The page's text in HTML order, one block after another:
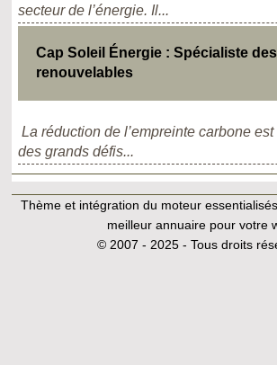
secteur de l’énergie. Il...
Cap Soleil Énergie : Spécialiste
renouvelables
La réduction de l’empreinte carbone est
des grands défis...
Thème et intégration du moteur
meilleur annuaire pour votre
© 2007 - 2025 - Tous droits